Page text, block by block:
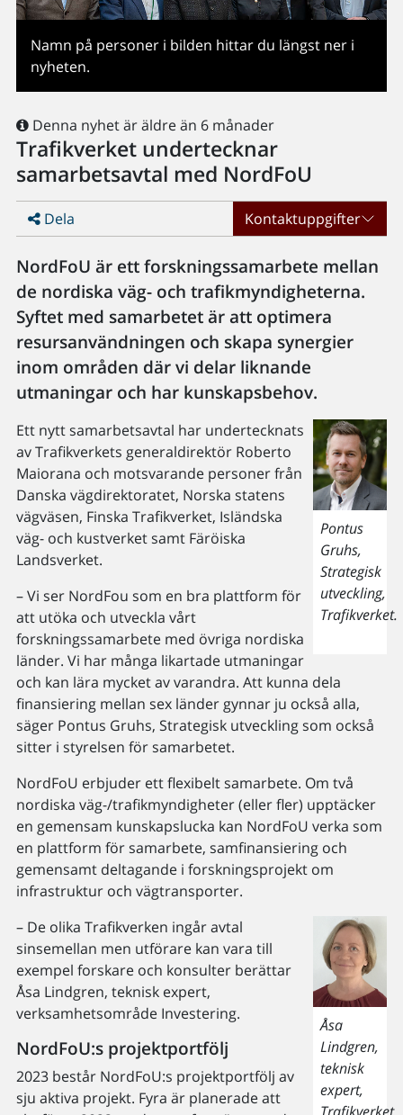
Namn på personer i bilden hittar du längst ner i
nyheten.
Denna nyhet är äldre än 6 månader
Trafikverket undertecknar
samarbetsavtal med NordFoU
Dela Kontaktuppgifter
NordFoU är ett forskningssamarbete mellan
de nordiska väg- och trafikmyndigheterna.
Syftet med samarbetet är att optimera
resursanvändningen och skapa synergier
inom områden där vi delar liknande
utmaningar och har kunskapsbehov.
Pontus
Gruhs,
Strategisk
utveckling,
Trafikverket.
Ett nytt samarbetsavtal har undertecknats
av Trafikverkets generaldirektör Roberto
Maiorana och motsvarande personer från
Danska vägdirektoratet, Norska statens
vägväsen, Finska Trafikverket, Isländska
väg- och kustverket samt Färöiska
Landsverket.
– Vi ser NordFou som en bra plattform för
att utöka och utveckla vårt
forskningssamarbete med övriga nordiska
länder. Vi har många likartade utmaningar
och kan lära mycket av varandra. Att kunna dela
finansiering mellan sex länder gynnar ju också alla,
säger Pontus Gruhs, Strategisk utveckling som också
sitter i styrelsen för samarbetet.
NordFoU erbjuder ett flexibelt samarbete. Om två
nordiska väg-/trafikmyndigheter (eller fler) upptäcker
en gemensam kunskapslucka kan NordFoU verka som
en plattform för samarbete, samfinansiering och
gemensamt deltagande i forskningsprojekt om
infrastruktur och vägtransporter.
Åsa
Lindgren,
teknisk
expert,
– De olika Trafikverken ingår avtal
sinsemellan men utförare kan vara till
exempel forskare och konsulter berättar
Åsa Lindgren, teknisk expert,
verksamhetsområde Investering.
NordFoU:s projektportfölj
2023 består NordFoU:s projektportfölj av
sju aktiva projekt. Fyra är planerade att